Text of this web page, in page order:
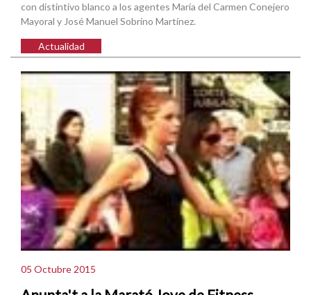
con distintivo blanco a los agentes María del Carmen Conejero
Mayoral y José Manuel Sobrino Martínez.
Actualidad
05 Octubre 2015